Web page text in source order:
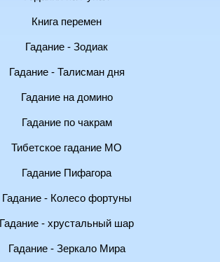
Книга перемен
Гадание - Зодиак
Гадание - Талисман дня
Гадание на домино
Гадание по чакрам
Тибетское гадание МО
Гадание Пифагора
Гадание - Колесо фортуны
Гадание - хрустальный шар
Гадание - Зеркало Мира